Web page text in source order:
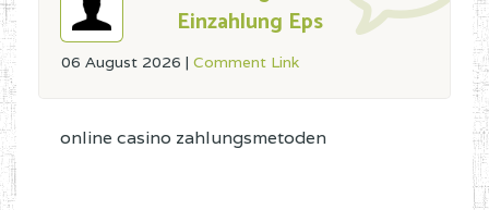
Einzahlung Eps
06 August 2026 | Comment Link
online casino zahlungsmetoden